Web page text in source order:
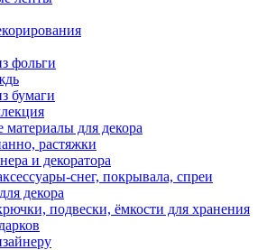
фольги
бумаги
материалы для декора
растяжки
и декоратора
снег, покрывала, спреи
декора
подвески, ёмкости для хранения